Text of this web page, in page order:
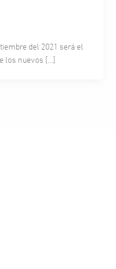
del 2021 será el
los nuevos […]